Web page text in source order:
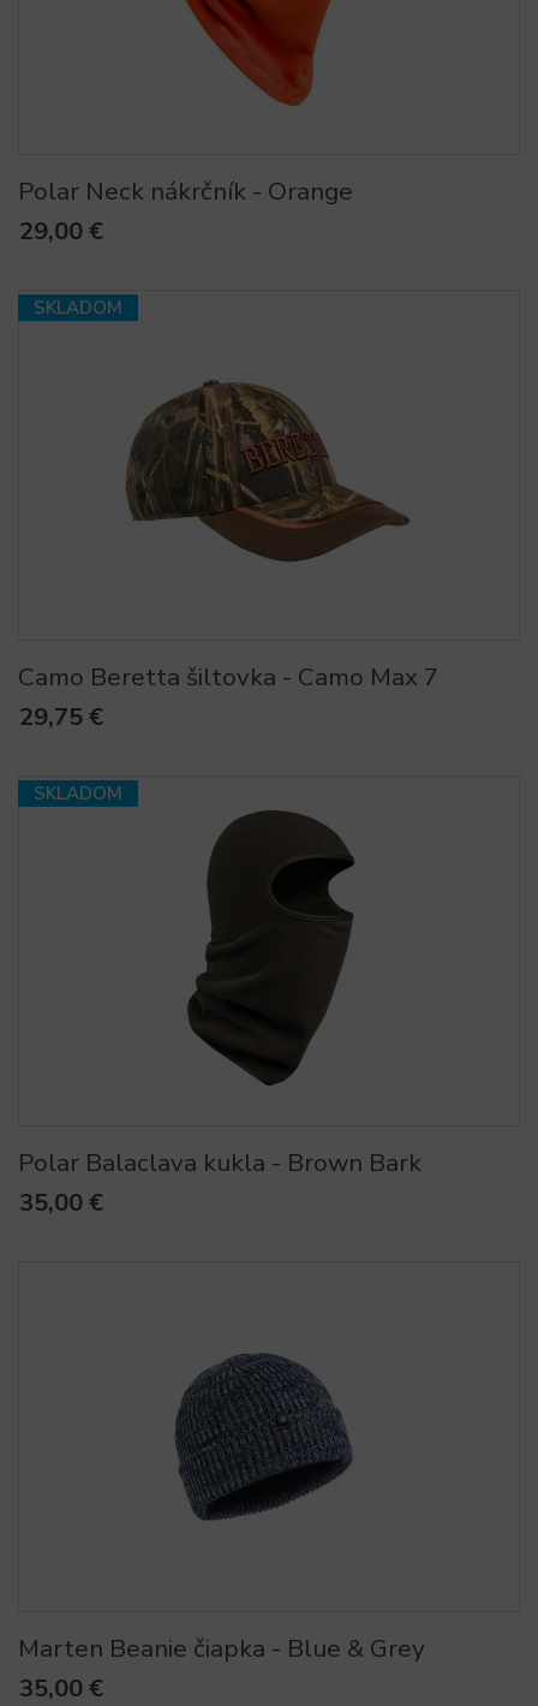
Polar Neck nákrčník - Orange
29,00 €
SKLADOM
Camo Beretta šiltovka - Camo Max 7
29,75 €
SKLADOM
Polar Balaclava kukla - Brown Bark
35,00 €
Marten Beanie čiapka - Blue & Grey
35,00 €